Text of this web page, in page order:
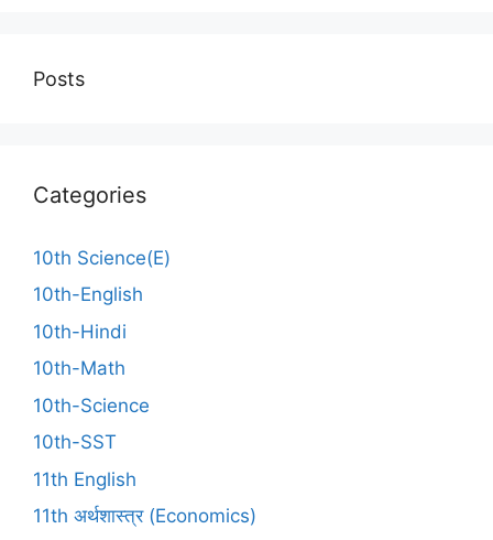
Posts
Categories
10th Science(E)
10th-English
10th-Hindi
10th-Math
10th-Science
10th-SST
11th English
11th अर्थशास्त्र (Economics)